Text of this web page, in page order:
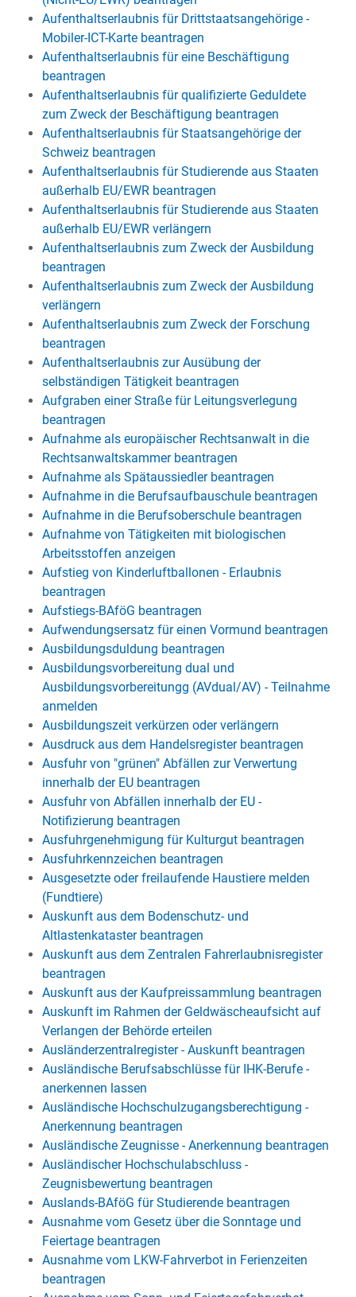
Aufenthaltserlaubnis für Drittstaatsangehörige -
Mobiler-ICT-Karte beantragen
Aufenthaltserlaubnis für eine Beschäftigung
beantragen
Aufenthaltserlaubnis für qualifizierte Geduldete
zum Zweck der Beschäftigung beantragen
Aufenthaltserlaubnis für Staatsangehörige der
Schweiz beantragen
Aufenthaltserlaubnis für Studierende aus Staaten
außerhalb EU/EWR beantragen
Aufenthaltserlaubnis für Studierende aus Staaten
außerhalb EU/EWR verlängern
Aufenthaltserlaubnis zum Zweck der Ausbildung
beantragen
Aufenthaltserlaubnis zum Zweck der Ausbildung
verlängern
Aufenthaltserlaubnis zum Zweck der Forschung
beantragen
Aufenthaltserlaubnis zur Ausübung der
selbständigen Tätigkeit beantragen
Aufgraben einer Straße für Leitungsverlegung
beantragen
Aufnahme als europäischer Rechtsanwalt in die
Rechtsanwaltskammer beantragen
Aufnahme als Spätaussiedler beantragen
Aufnahme in die Berufsaufbauschule beantragen
Aufnahme in die Berufsoberschule beantragen
Aufnahme von Tätigkeiten mit biologischen
Arbeitsstoffen anzeigen
Aufstieg von Kinderluftballonen - Erlaubnis
beantragen
Aufstiegs-BAföG beantragen
Aufwendungsersatz für einen Vormund beantragen
Ausbildungsduldung beantragen
Ausbildungsvorbereitung dual und
Ausbildungsvorbereitungg (AVdual/AV) - Teilnahme
anmelden
Ausbildungszeit verkürzen oder verlängern
Ausdruck aus dem Handelsregister beantragen
Ausfuhr von "grünen" Abfällen zur Verwertung
innerhalb der EU beantragen
Ausfuhr von Abfällen innerhalb der EU -
Notifizierung beantragen
Ausfuhrgenehmigung für Kulturgut beantragen
Ausfuhrkennzeichen beantragen
Ausgesetzte oder freilaufende Haustiere melden
(Fundtiere)
Auskunft aus dem Bodenschutz- und
Altlastenkataster beantragen
Auskunft aus dem Zentralen Fahrerlaubnisregister
beantragen
Auskunft aus der Kaufpreissammlung beantragen
Auskunft im Rahmen der Geldwäscheaufsicht auf
Verlangen der Behörde erteilen
Ausländerzentralregister - Auskunft beantragen
Ausländische Berufsabschlüsse für IHK-Berufe -
anerkennen lassen
Ausländische Hochschulzugangsberechtigung -
Anerkennung beantragen
Ausländische Zeugnisse - Anerkennung beantragen
Ausländischer Hochschulabschluss -
Zeugnisbewertung beantragen
Auslands-BAföG für Studierende beantragen
Ausnahme vom Gesetz über die Sonntage und
Feiertage beantragen
Ausnahme vom LKW-Fahrverbot in Ferienzeiten
beantragen